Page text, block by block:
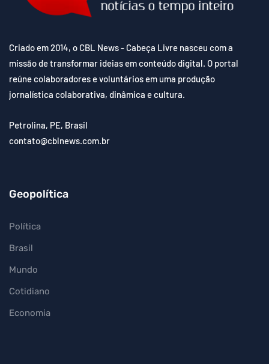
Criado em 2014, o CBL News - Cabeça Livre nasceu com a
missão de transformar ideias em conteúdo digital. O portal
reúne colaboradores e voluntários em uma produção
jornalística colaborativa, dinâmica e cultura.
Petrolina, PE, Brasil
contato@cblnews.com.br
Geopolítica
Política
Brasil
Mundo
Cotidiano
Economia